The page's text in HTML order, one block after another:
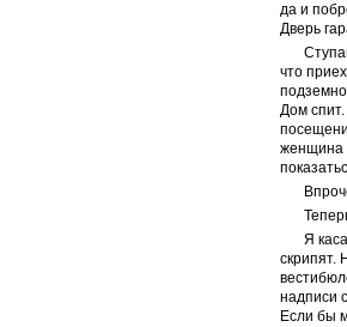
да и
Дверь
что
Дом
женщина
Я
скрипят.
надписи
Если бы